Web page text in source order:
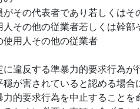
その代表者であり若しくはそ
その他の従業者若しくは幹部
用人その他の従業者
違反する準暴力的要求行為が
が害されていると認める場合
的要求行為を中止することを